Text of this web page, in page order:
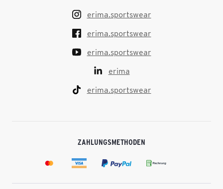
erima.sportswear
erima.sportswear
erima.sportswear
erima
erima.sportswear
ZAHLUNGSMETHODEN